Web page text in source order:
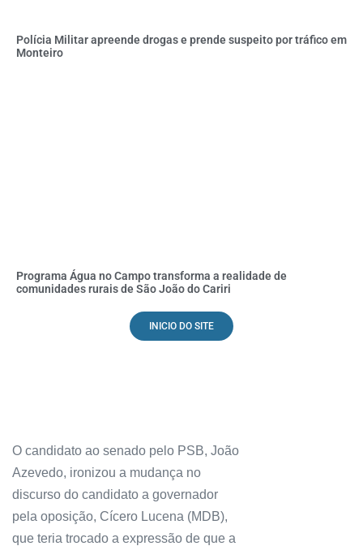
Polícia Militar apreende drogas e prende suspeito por tráfico em
Monteiro
Programa Água no Campo transforma a realidade de
comunidades rurais de São João do Cariri
INICIO DO SITE
O candidato ao senado pelo PSB, João
Azevedo, ironizou a mudança no
discurso do candidato a governador
pela oposição, Cícero Lucena (MDB),
que teria trocado a expressão de que a